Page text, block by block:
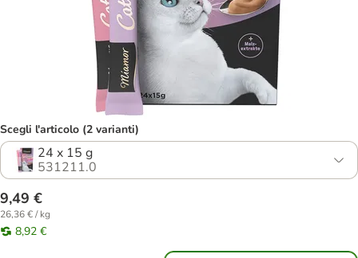
Scegli l'articolo (2 varianti)
24 x 15 g
531211.0
9,49 €
26,36 € / kg
8,92 €